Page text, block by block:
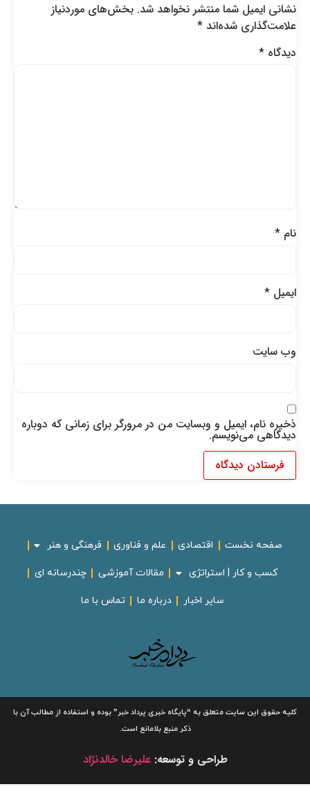
نشانی ایمیل شما منتشر نخواهد شد. بخش‌های موردنیاز
علامت‌گذاری شده‌اند*
دیدگاه*
نام*
ایمیل*
وب‌ سایت
ذخیره نام، ایمیل و وبسایت من در مرورگر برای زمانی که دوباره
دیدگاهی می‌نویسم.
صفحه نخست اقتصادی علم و فناوری فرهنگی و هنر
کسب و کار | استراتژی مقالات آموزشی چندرسانه ای
سایر اخبار درباره ما تماس با ما
کلیه حقوق این سایت متعلق به“پایگاه خبریپرداد خبر”بوده و استفاده از مطالب آن با
ذکر منبع بلامانع است.
طراحی و توسعه:علیرضا خالدنژاد